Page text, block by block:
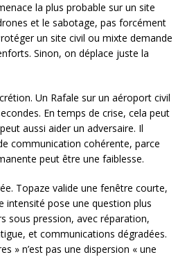
la plus probable sur un site
et le sabotage, pas forcément
un site civil ou mixte demande
Sinon, on déplace juste la
Un Rafale sur un aéroport civil
En temps de crise, cela peut
aussi aider un adversaire. Il
communication cohérente, parce
peut être une faiblesse.
Topaze valide une fenêtre courte,
intensité pose une question plus
sous pression, avec réparation,
et communications dégradées.
» n’est pas une dispersion « une